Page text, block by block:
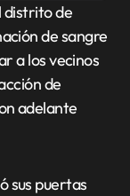
de sangre
a los vecinos
de
adelante
sus puertas